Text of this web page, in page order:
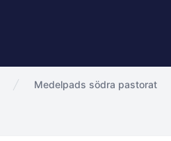
Medelpads södra pastorat